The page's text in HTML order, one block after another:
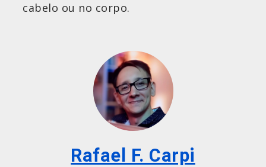
cabelo ou no corpo.
Rafael F. Carpi